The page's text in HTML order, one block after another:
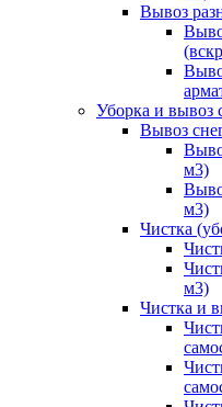
Вывоз
Уборка и вывоз
Вывоз
м3)
м3)
Чистка
м3)
Чистка и